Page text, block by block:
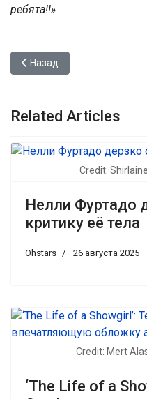
ребята!!»
Предыдущий: Билли
Назад
Related Articles
Credit:
Нелли Фуртадо
критику её тела
Ohstars 26 августа 2025
Credit: Mert
‘The Life of a